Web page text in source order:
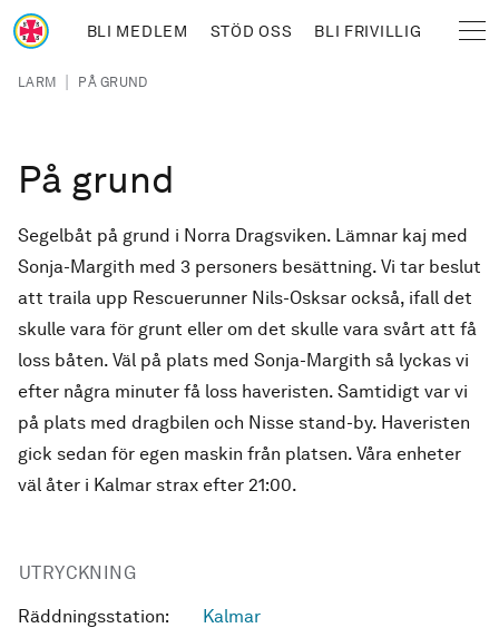
Hoppa till huvudinnehåll
BLI MEDLEM STÖD OSS BLI FRIVILLIG
Länkstig
LARM | PÅ GRUND
På grund
Segelbåt på grund i Norra Dragsviken. Lämnar kaj med
Sonja-Margith med 3 personers besättning. Vi tar beslut
att traila upp Rescuerunner Nils-Osksar också, ifall det
skulle vara för grunt eller om det skulle vara svårt att få
loss båten. Väl på plats med Sonja-Margith så lyckas vi
efter några minuter få loss haveristen. Samtidigt var vi
på plats med dragbilen och Nisse stand-by. Haveristen
gick sedan för egen maskin från platsen. Våra enheter
väl åter i Kalmar strax efter 21:00.
UTRYCKNING
Räddningsstation: Kalmar